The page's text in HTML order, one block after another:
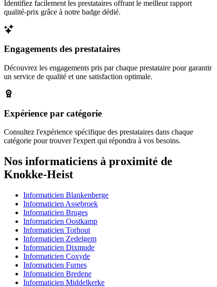
Identifiez facilement les prestataires offrant le meilleur rapport
qualité-prix grâce à notre badge dédié.
Engagements des prestataires
Découvrez les engagements pris par chaque prestataire pour garantir
un service de qualité et une satisfaction optimale.
Expérience par catégorie
Consultez l'expérience spécifique des prestataires dans chaque
catégorie pour trouver l'expert qui répondra à vos besoins.
Nos informaticiens à proximité de
Knokke-Heist
Informaticien Blankenberge
Informaticien Assebroek
Informaticien Bruges
Informaticien Oostkamp
Informaticien Torhout
Informaticien Zedelgem
Informaticien Dixmude
Informaticien Coxyde
Informaticien Furnes
Informaticien Bredene
Informaticien Middelkerke